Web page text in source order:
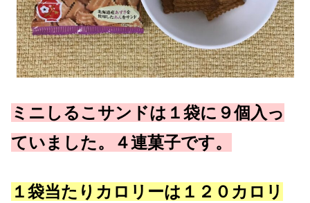
ミニしるこサンドは１袋に９個入っ
ていました。４連菓子です。
１袋当たりカロリーは１２０カロリ